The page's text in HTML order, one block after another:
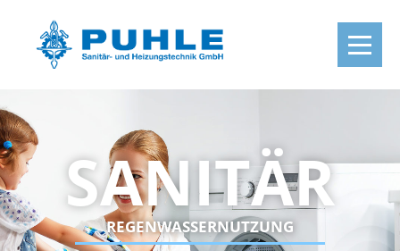
SANITÄR
REGENWASSERNUTZUNG